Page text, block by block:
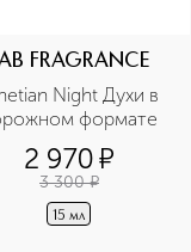
FRAGRANCE
Night Духи в
формате
2 970¤
3 300 ¤
15 мл